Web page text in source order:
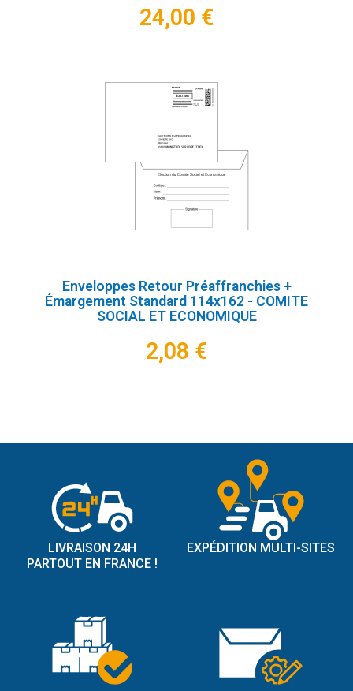
24,00 €
Enveloppes Retour Préaffranchies +
Émargement Standard 114x162 - COMITE
SOCIAL ET ECONOMIQUE
2,08 €
LIVRAISON 24H
PARTOUT EN FRANCE !
EXPÉDITION MULTI-SITES